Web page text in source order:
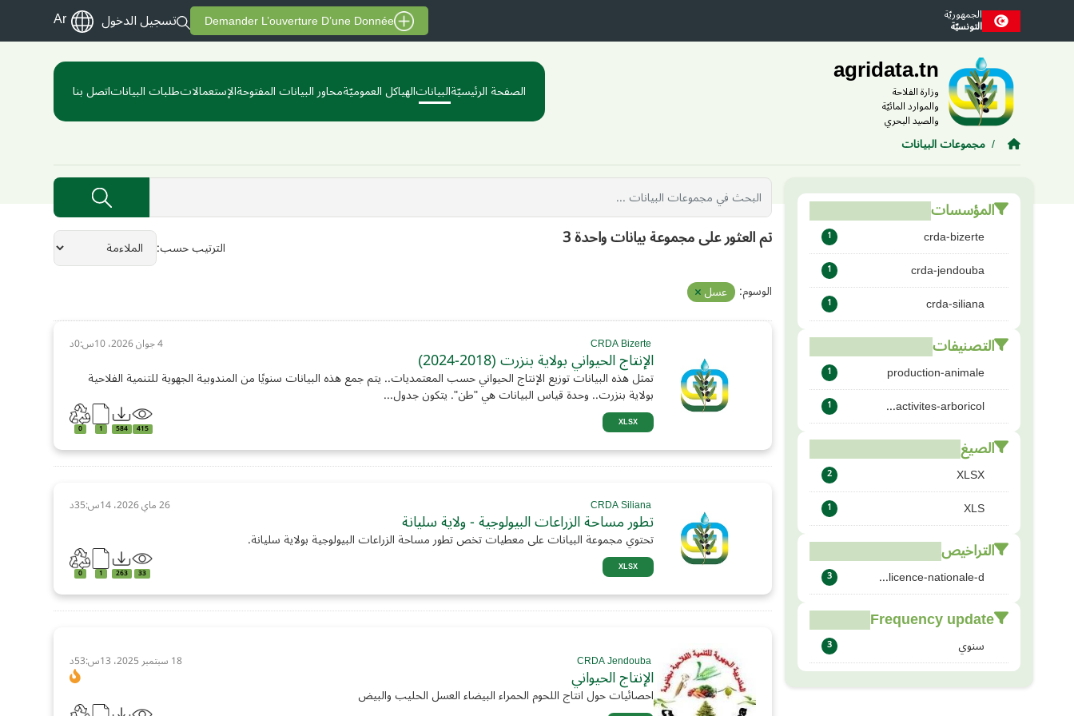
Skip to main contentالجمهوريّة
التونسيّة Demander L’ouverture D’une Donnée تسجيل الدخول Ar
agridata.tn
وزارة الفلاحة
والموارد المائيّة
والصيد البحري
الصفحة الرئيسيّةالبياناتالهياكل العموميّةمحاور البيانات المفتوحةالإستعمالاتطلبات البياناتاتصل بنا
مجموعات البيانات
المؤسسات
crda-bizerte
1
crda-jendouba
1
crda-siliana
1
التصنيفات
production-animale
1
activites-arboricol...
1
الصيغ
XLSX
2
XLS
1
التراخيص
licence-nationale-d...
3
Frequency update
سنوي 3
الترتيب حسب تم العثور على مجموعة بيانات واحدة 3
الوسوم: عسل
4 جوان 2026، 10س:0د
الإنتاج الحيواني بولاية بنزرت (2018-2024)
تمثل هذه البيانات توزيع الإنتاج الحيواني حسب المعتمديات.. يتم جمع هذه البيانات سنويًا من المندوبية الجهوية للتنمية الفلاحية
بولاية بنزرت.. وحدة قياس البيانات هي "طن". يتكون جدول...
XLSX
415
584
1
0
26 ماي 2026، 14س:35د
تطور مساحة الزراعات البيولوجية - ولاية سليانة
تحتوي مجموعة البيانات على معطيات تخص تطور مساحة الزراعات البيولوجية بولاية سليانة.
XLSX
33
263
1
0
18 سبتمبر 2025، 13س:53د
الإنتاج الحيواني
احصائيات حول انتاج اللحوم الحمراء البيضاء العسل الحليب والبيض